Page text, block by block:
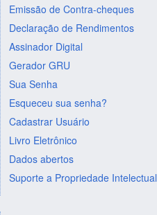
Emissão de Contra-cheques
Declaração de Rendimentos
Assinador Digital
Gerador GRU
Sua Senha
Esqueceu sua senha?
Cadastrar Usuário
Livro Eletrônico
Dados abertos
Suporte a Propriedade Intelectual